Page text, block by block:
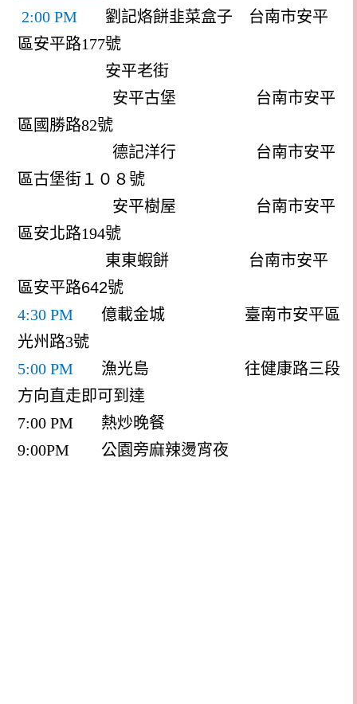
2:00 PM 劉記烙餅韭菜盒子
台南市安平
區安平路177號
安平老街
安平古堡
台南市安平
區國勝路82號
德記洋行
台南市安平
區古堡街１０８號
安平樹屋
台南市安平
區安北路194號
東東蝦餅
台南市安平
區安平路642號
4:30 PM 億載金城
臺南市安平區
光州路3號
5:00 PM 漁光島
往健康路三段
方向直走即可到達
7:00 PM 熱炒晚餐
9:00PM 公園旁麻辣燙宵夜